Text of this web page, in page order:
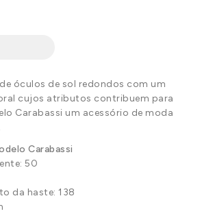
óculos de sol redondos com um
cujos atributos contribuem para
Carabassi um acessório de moda
Carabassi
50
da haste: 138